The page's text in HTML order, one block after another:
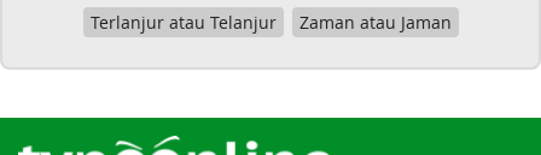
Terlanjur atau Telanjur
Zaman atau Jaman